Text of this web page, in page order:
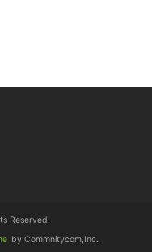
Reserved.
by Commnitycom,Inc.